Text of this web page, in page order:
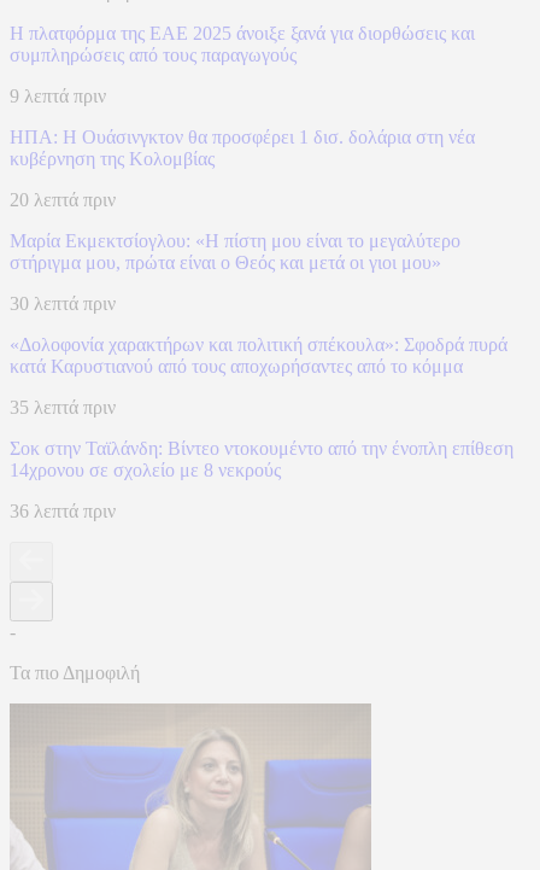
Η πλατφόρμα της ΕΑΕ 2025 άνοιξε ξανά για διορθώσεις και
συμπληρώσεις από τους παραγωγούς
9 λεπτά πριν
ΗΠΑ: H Ουάσινγκτον θα προσφέρει 1 δισ. δολάρια στη νέα
κυβέρνηση της Κολομβίας
20 λεπτά πριν
Μαρία Εκμεκτσίογλου: «Η πίστη μου είναι το μεγαλύτερο
στήριγμα μου, πρώτα είναι ο Θεός και μετά οι γιοι μου»
30 λεπτά πριν
«Δολοφονία χαρακτήρων και πολιτική σπέκουλα»: Σφοδρά πυρά
κατά Καρυστιανού από τους αποχωρήσαντες από το κόμμα
35 λεπτά πριν
Σοκ στην Ταϊλάνδη: Βίντεο ντοκουμέντο από την ένοπλη επίθεση
14χρονου σε σχολείο με 8 νεκρούς
36 λεπτά πριν
-
Τα πιο Δημοφιλή